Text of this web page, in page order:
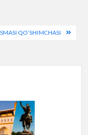
QO’SHIMCHASI